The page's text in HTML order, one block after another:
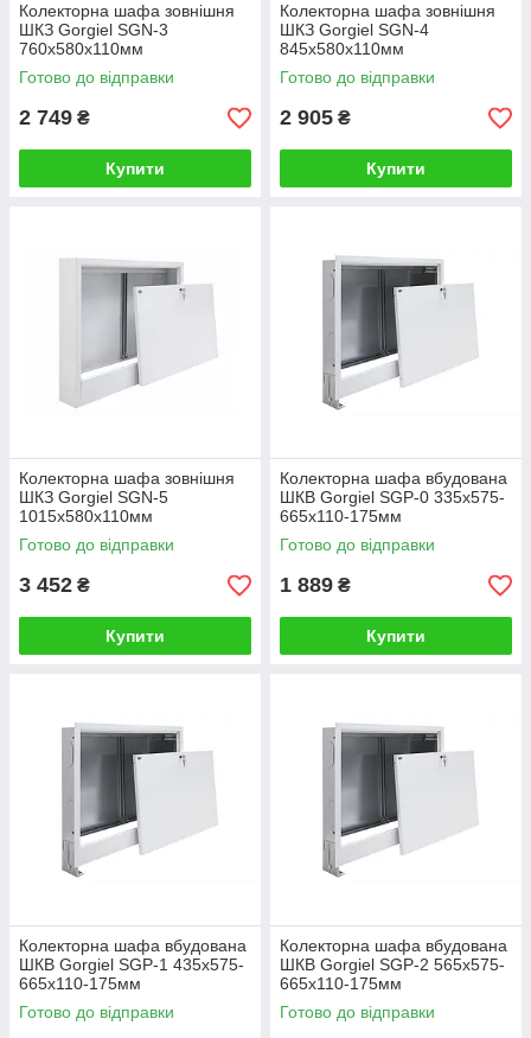
Колекторна шафа зовнішня
ШКЗ Gorgiel SGN-3
760х580х110мм
Готово до відправки
2 749 ₴
Купити
Колекторна шафа зовнішня
ШКЗ Gorgiel SGN-4
845х580х110мм
Готово до відправки
2 905 ₴
Купити
Колекторна шафа зовнішня
ШКЗ Gorgiel SGN-5
1015х580х110мм
Готово до відправки
3 452 ₴
Купити
Колекторна шафа вбудована
ШКВ Gorgiel SGP-0 335х575-
665х110-175мм
Готово до відправки
1 889 ₴
Купити
Колекторна шафа вбудована
ШКВ Gorgiel SGP-1 435х575-
665х110-175мм
Готово до відправки
Колекторна шафа вбудована
ШКВ Gorgiel SGP-2 565х575-
665х110-175мм
Готово до відправки